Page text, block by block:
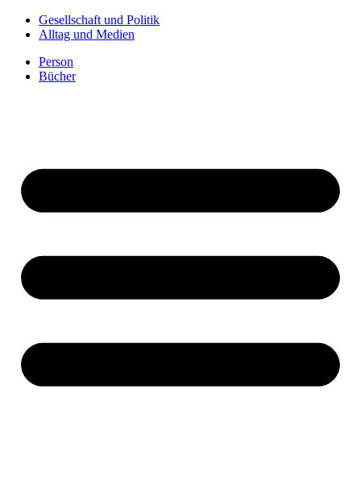
Gesellschaft und Politik
Alltag und Medien
Person
Bücher